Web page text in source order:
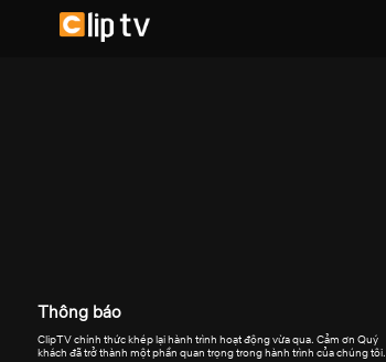
Thông báo
ClipTV chính thức khép lại hành trình hoạt động vừa qua. Cảm ơn Quý
khách đã trở thành một phần quan trọng trong hành trình của chúng tôi.